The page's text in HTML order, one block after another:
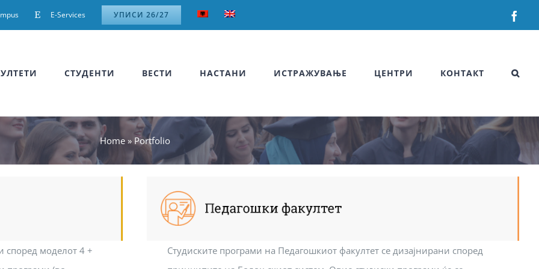
E-Services УПИСИ 26/27
СТУДЕНТИ ВЕСТИ НАСТАНИ ИСТРАЖУВАЊЕ ЦЕНТРИ КОНТАКТ
Home» Portfolio
според моделот 4 +
Студиските програми на Педагошкиот факултет се дизајнирани според